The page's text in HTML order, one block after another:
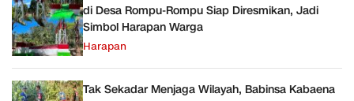
di Desa Rompu-Rompu Siap Diresmikan, Jadi
Simbol Harapan Warga
Harapan
Tak Sekadar Menjaga Wilayah, Babinsa Kabaena